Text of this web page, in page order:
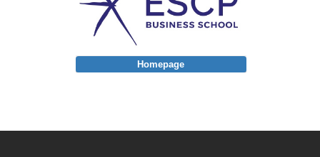
Homepage